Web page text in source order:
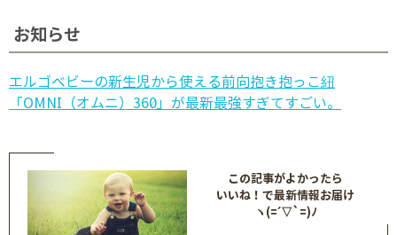
お知らせ
エルゴベビーの新生児から使える前向抱き抱っこ紐
「OMNI（オムニ）360」が最新最強すぎてすごい。
この記事がよかったら
いいね！で最新情報お届け
ヽ(=´▽`=)ﾉ